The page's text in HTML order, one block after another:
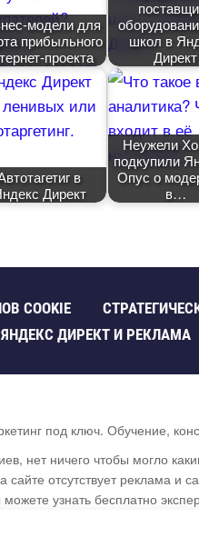
модели для
прибыльного
проекта
школ в
Директ
Директ
Неужели
подкупили
Опус о
COOKIE
ДИРЕКТ И РЕКЛАМА
под ключ. Обучение,
нет ничего чтобы могло
отсутствует реклама и
узнать бесплатно